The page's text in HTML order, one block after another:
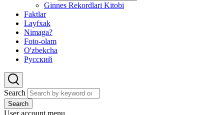
Ginnes Rekordlari Kitobi
Faktlar
Layfxak
Nimaga?
Foto-olam
O'zbekcha
Русский
Search
Search
User account menu